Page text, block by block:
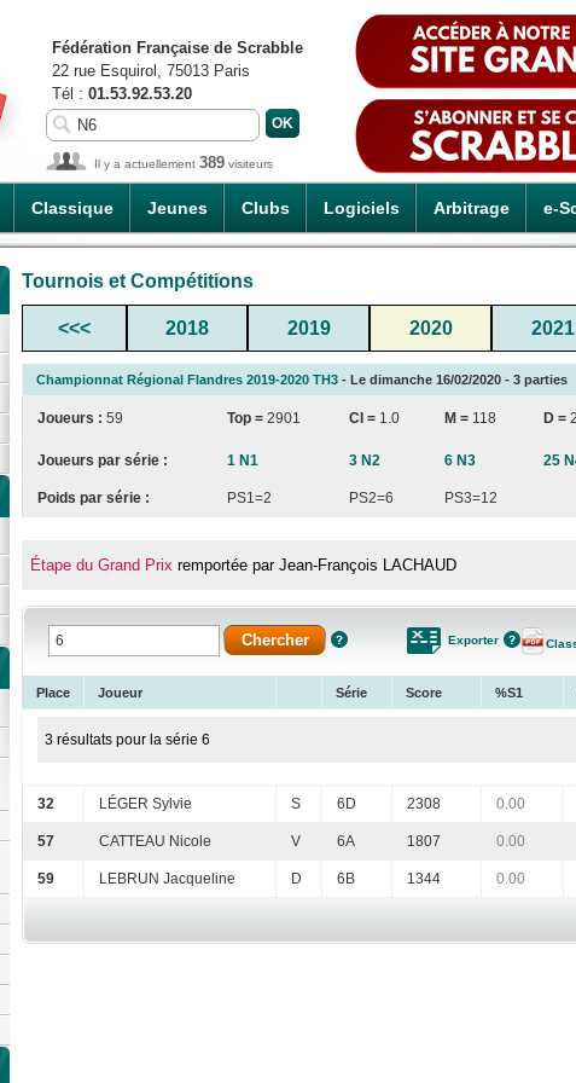
Classique Jeunes Clubs Logiciels Arbitrage e-
Fédération Française de Scrabble
22 rue Esquirol, 75013 Paris
Tél : 01.53.92.53.20
Il y a actuellement 389 visiteurs
Tournois et Compétitions
<<< 2018 2019 2020 2021
Championnat Régional Flandres 2019-2020 TH3 - Le dimanche 16/02/2020 - 3 parties
Joueurs : 59 Top = 2901 CI = 1.0 M = 118 D = 2
Joueurs par série : 1 N1 3 N2 6 N3 25
Poids par série : PS1=2 PS2=6 PS3=12
Étape du Grand Prix remportée par Jean-François LACHAUD
Exporter
Place Joueur Série Score %S1
3 résultats pour la série 6
32 LÉGER Sylvie S 6D 2308 0.00
57 CATTEAU Nicole V 6A 1807 0.00
59 LEBRUN Jacqueline D 6B 1344 0.00